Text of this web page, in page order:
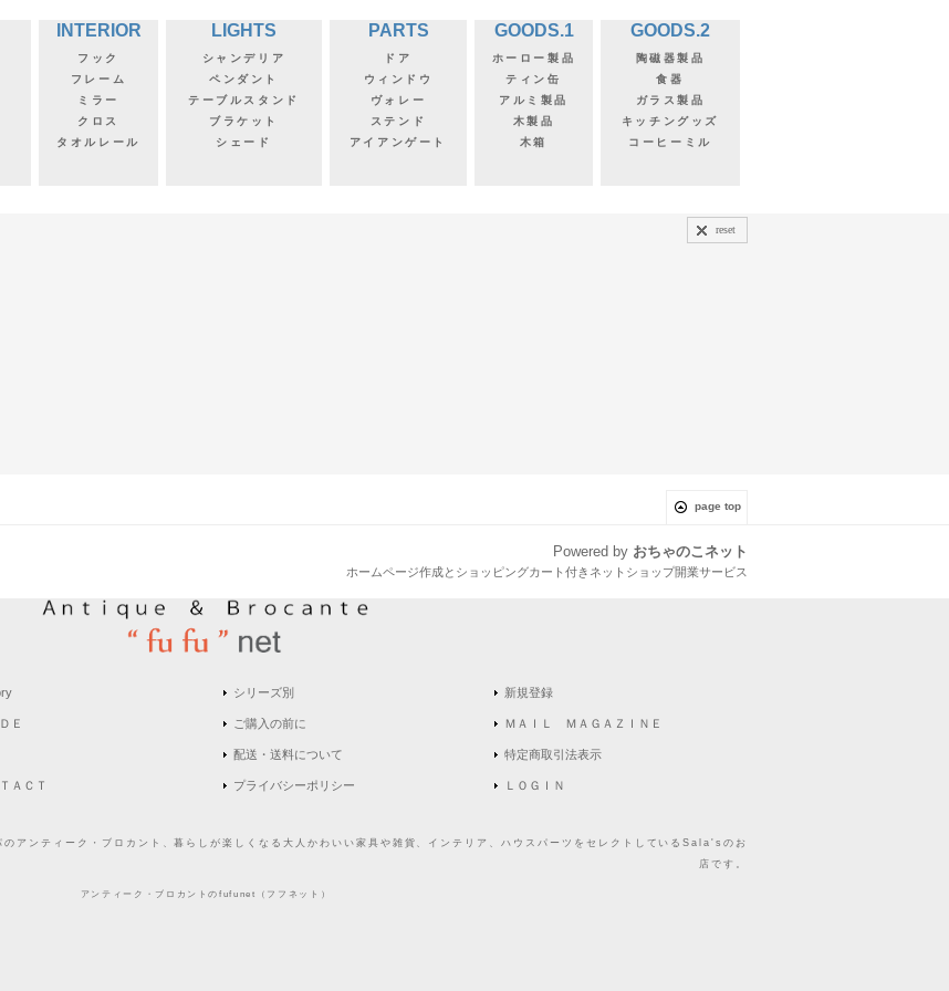
INTERIOR
フック
フレーム
ミラー
クロス
タオルレール
LIGHTS
シャンデリア
ペンダント
テーブルスタンド
ブラケット
シェード
PARTS
ドア
ウィンドウ
ヴォレー
ステンド
アイアンゲート
GOODS.1
ホーロー製品
ティン缶
アルミ製品
木製品
木箱
GOODS.2
陶磁器製品
食器
ガラス製品
キッチングッズ
コーヒーミル
reset
page top
Powered by おちゃのこネット
ホームページ作成とショッピングカート付きネットショップ開業サービス
Ｅ
ＡＣＴ
シリーズ別
ご購入の前に
配送・送料について
プライバシーポリシー
新規登録
ＭＡＩＬ ＭＡＧＡＺＩＮＥ
特定商取引法表示
ＬＯＧＩＮ
アンティーク・ブロカント、暮らしが楽しくなる大人かわいい家具や雑貨、インテリア、ハウスパーツをセレクトしているSala'sのお
店です。
アンティーク・ブロカントのfufunet（フフネット）